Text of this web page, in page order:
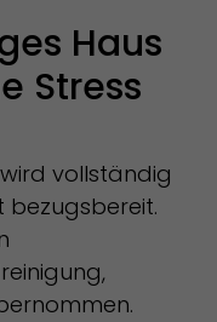
Haus
Stress
vollständig